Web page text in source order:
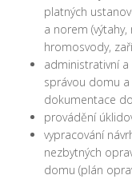
platných
a norem
hromosvody,
administrativní
správou domu
dokumentace
provádění
vypracování
nezbytných
domu (plán